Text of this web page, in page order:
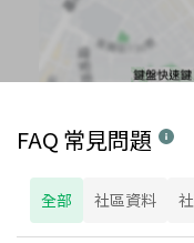
FAQ 常見問題
全部 社區資料